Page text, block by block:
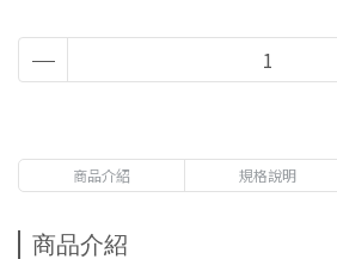
商品介紹 規格說明
商品介紹